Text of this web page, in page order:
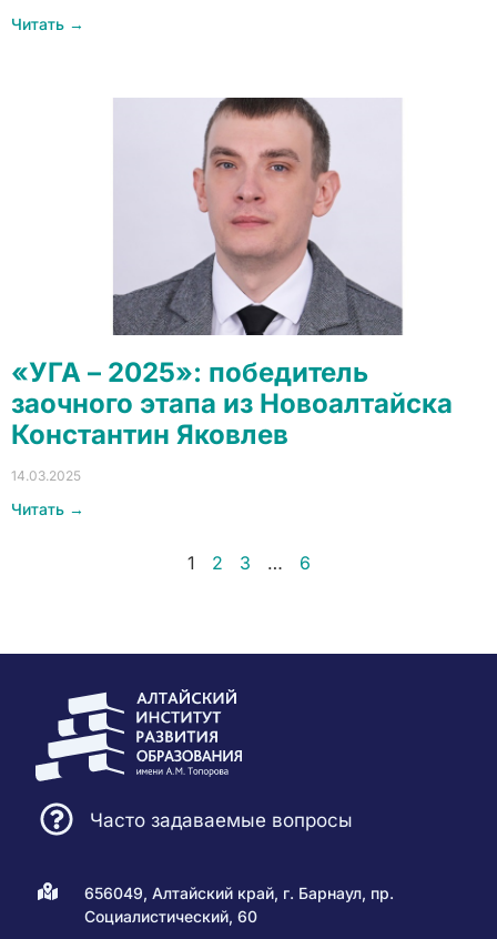
Читать →
«УГА – 2025»: победитель
заочного этапа из Новоалтайска
Константин Яковлев
14.03.2025
Читать →
1 2 3 … 6
Часто задаваемые вопросы
656049, Алтайский край, г. Барнаул, пр.
Социалистический, 60